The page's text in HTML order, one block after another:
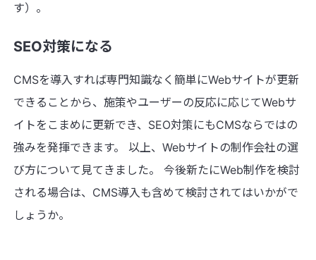
す）。
SEO対策になる
CMSを導入すれば専門知識なく簡単にWebサイトが更新
できることから、施策やユーザーの反応に応じてWebサ
イトをこまめに更新でき、SEO対策にもCMSならではの
強みを発揮できます。 以上、Webサイトの制作会社の選
び方について見てきました。 今後新たにWeb制作を検討
される場合は、CMS導入も含めて検討されてはいかがで
しょうか。